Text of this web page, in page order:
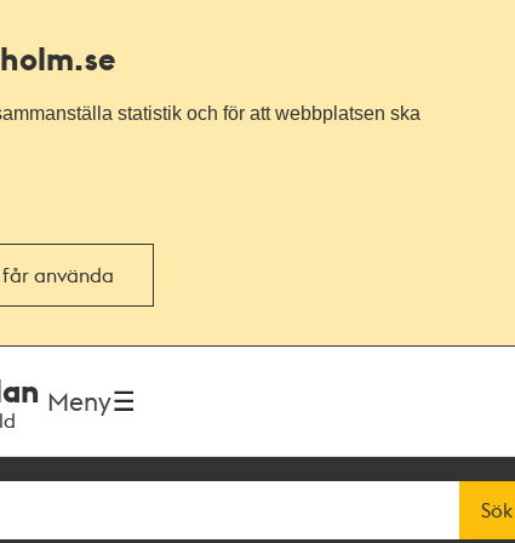
statistik och för att webbplatsen ska
använda
Meny
Sök